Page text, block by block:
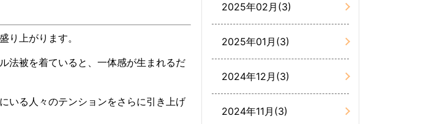
り上がります。
法被を着ていると、一体感が生まれるだ
いる人々のテンションをさらに引き上げ
2025年02月(3)
2025年01月(3)
2024年12月(3)
2024年11月(3)